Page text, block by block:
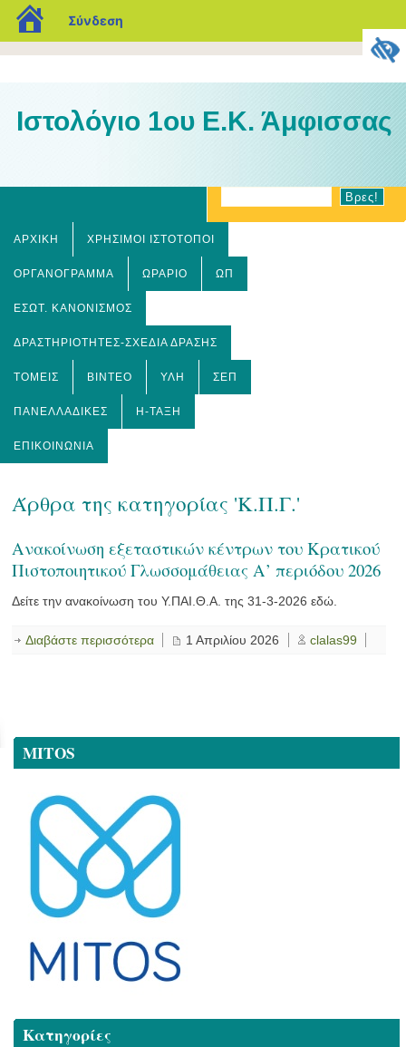
blogs.sch.gr
Σύνδεση
Ιστολόγιο 1ου Ε.Κ. Άμφισσας
ΑΡΧΙΚΉ ΧΡΗΣΙΜΟΙ ΙΣΤΟΤΟΠΟΙ
ΟΡΓΑΝΌΓΡΑΜΜΑ ΩΡΆΡΙΟ ΩΠ
ΕΣΩΤ. ΚΑΝΟΝΙΣΜΌΣ
ΔΡΑΣΤΗΡΙΌΤΗΤΕΣ-ΣΧΈΔΙΑ ΔΡΆΣΗΣ
ΤΟΜΕΊΣ ΒΊΝΤΕΟ ΎΛΗ ΣΕΠ
ΠΑΝΕΛΛΑΔΙΚΈΣ Η-ΤΆΞΗ
ΕΠΙΚΟΙΝΩΝΊΑ
Άρθρα της κατηγορίας 'Κ.Π.Γ.'
Ανακοίνωση εξεταστικών κέντρων του Κρατικού
Πιστοποιητικού Γλωσσομάθειας Α’ περιόδου 2026
Δείτε την ανακοίνωση του Υ.ΠΑΙ.Θ.Α. της 31-3-2026 εδώ.
Διαβάστε περισσότερα 1 Απριλίου 2026 clalas99
MITOS
Κατηγορίες